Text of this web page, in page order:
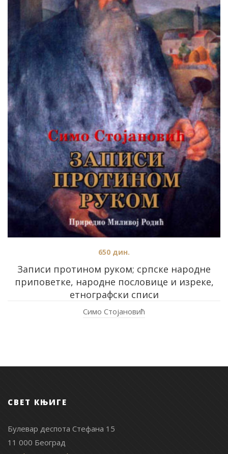
Записи протином руком; српске народне
приповетке, народне пословице и изреке,
етнографски списи
650 дин.
Симо Стојановић
СВЕТ КЊИГЕ
Булевар деспота Стефана 15
11 000 Београд